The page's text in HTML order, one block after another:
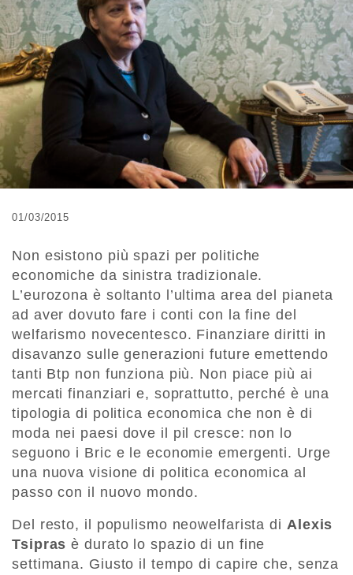
01/03/2015
Non esistono più spazi per politiche
economiche da sinistra tradizionale.
L’eurozona è soltanto l’ultima area del pianeta
ad aver dovuto fare i conti con la fine del
welfarismo novecentesco. Finanziare diritti in
disavanzo sulle generazioni future emettendo
tanti Btp non funziona più. Non piace più ai
mercati finanziari e, soprattutto, perché è una
tipologia di politica economica che non è di
moda nei paesi dove il pil cresce: non lo
seguono i Bric e le economie emergenti. Urge
una nuova visione di politica economica al
passo con il nuovo mondo.
Del resto, il populismo neowelfarista di Alexis
Tsipras è durato lo spazio di un fine
settimana. Giusto il tempo di capire che, senza